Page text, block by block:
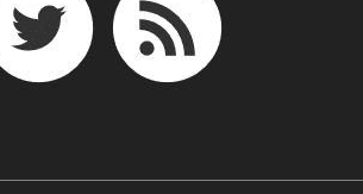
DAS POST-CORONA-
ZEITALTER
ÖKONOMENSZENE